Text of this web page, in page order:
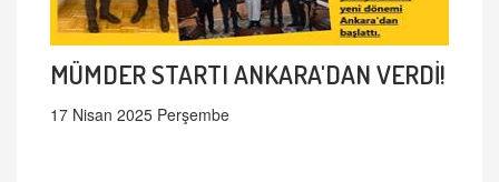
MÜMDER STARTI ANKARA'DAN VERDİ!
17 Nisan 2025 Perşembe